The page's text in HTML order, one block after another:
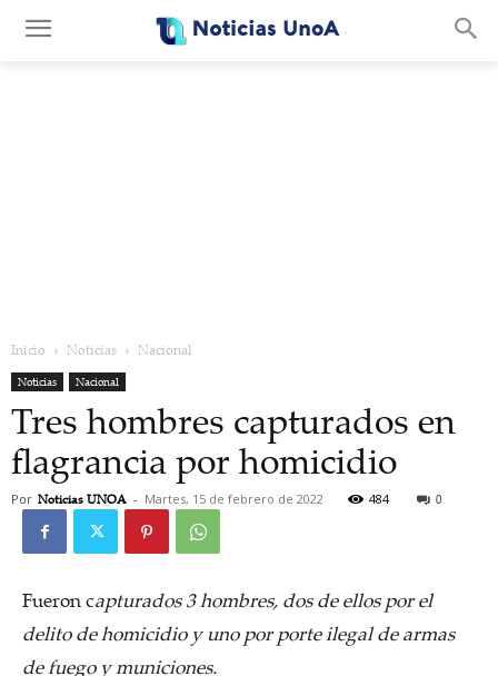
Inicio Noticias Nacional
Noticias Nacional
Tres hombres capturados en
flagrancia por homicidio
Por Noticias UNOA - Martes, 15 de febrero de 2022 484 0
Fueron capturados 3 hombres, dos de ellos por el
delito de homicidio y uno por porte ilegal de armas
de fuego y municiones.